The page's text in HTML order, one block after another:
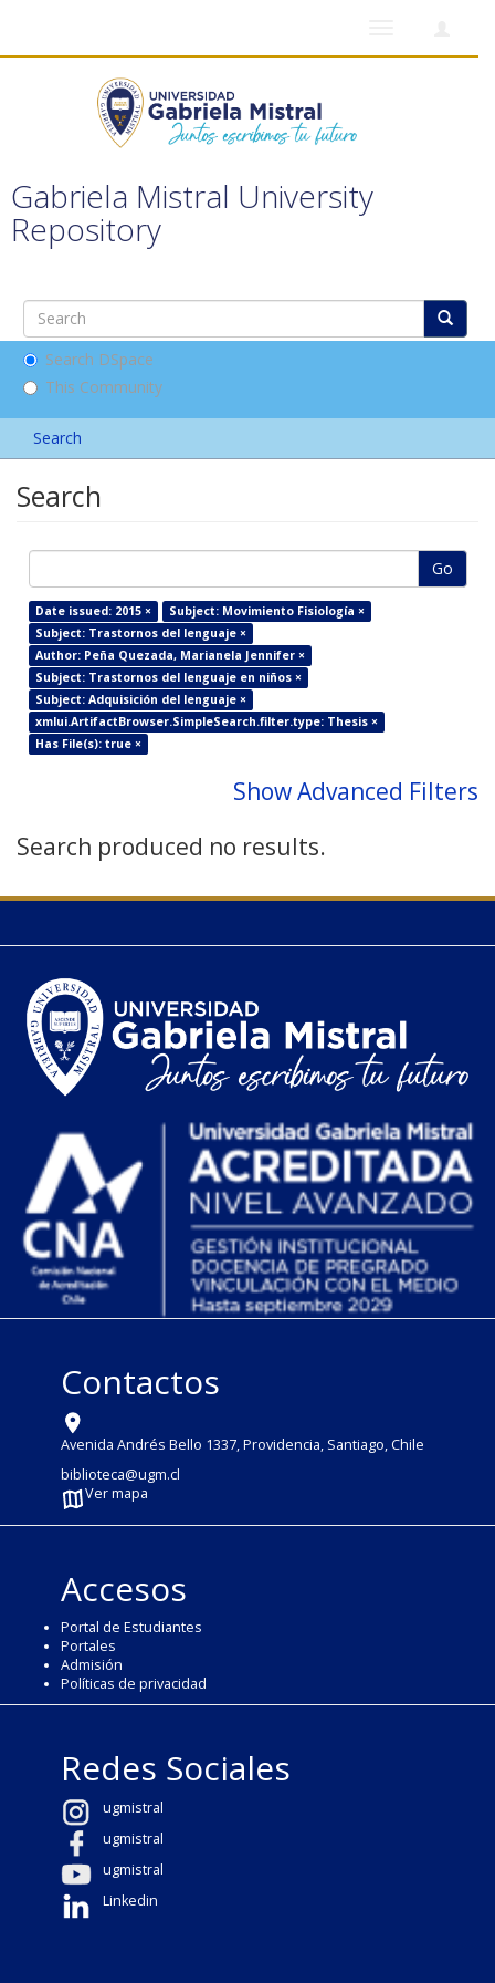
Gabriela Mistral University
Repository
Search DSpace
This Community
Search
Search
Go
Date issued: 2015 ×
Subject: Movimiento Fisiología ×
Subject: Trastornos del lenguaje ×
Author: Peña Quezada, Marianela Jennifer ×
Subject: Trastornos del lenguaje en niños ×
Subject: Adquisición del lenguaje ×
xmlui.ArtifactBrowser.SimpleSearch.filter.type: Thesis ×
Has File(s): true ×
Show Advanced Filters
Search produced no results.
Contactos
Avenida Andrés Bello 1337, Providencia, Santiago, Chile
biblioteca@ugm.cl
Ver mapa
Accesos
Portal de Estudiantes
Portales
Admisión
Políticas de privacidad
Redes Sociales
ugmistral
ugmistral
ugmistral
Linkedin